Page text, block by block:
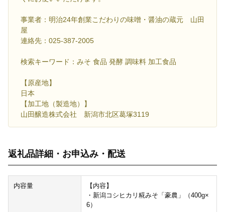
事業者：明治24年創業こだわりの味噌・醤油の蔵元 山田
屋
連絡先：025-387-2005
検索キーワード：みそ 食品 発酵 調味料 加工食品
【原産地】
日本
【加工地（製造地）】
山田醸造株式会社 新潟市北区葛塚3119
返礼品詳細・お申込み・配送
内容量
【内容】
・新潟コシヒカリ糀みそ「豪農」（400g×
6）